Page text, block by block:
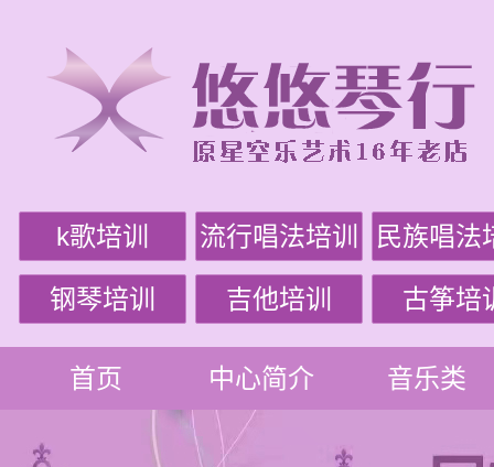
k歌培训 流行唱法培训 民族唱法
钢琴培训 吉他培训 古筝培
首页 中心简介 音乐类